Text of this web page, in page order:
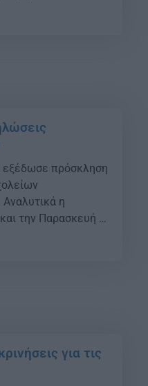
Ελληνική
διεύθυνση
τη […]
εξέδωσε πρόσκληση
η
την Παρασκευή 30
προτιμήσεων
εγγεγραμμένοι
για τις